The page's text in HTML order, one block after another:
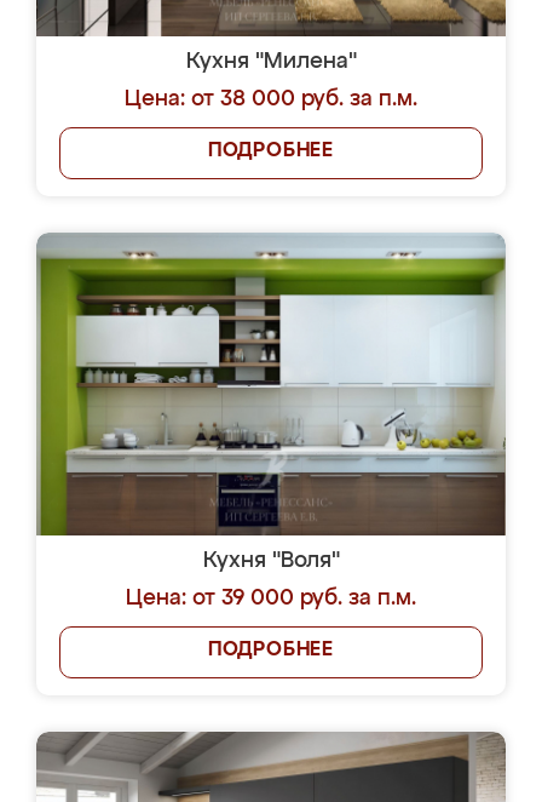
Кухня "Милена"
Цена: от 38 000 руб. за п.м.
ПОДРОБНЕЕ
Кухня "Воля"
Цена: от 39 000 руб. за п.м.
ПОДРОБНЕЕ